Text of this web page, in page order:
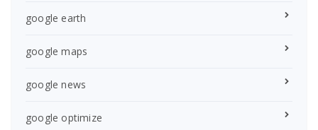
google earth
google maps
google news
google optimize